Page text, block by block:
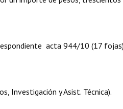
acta 944/10 (17
y Asist. Técnica).